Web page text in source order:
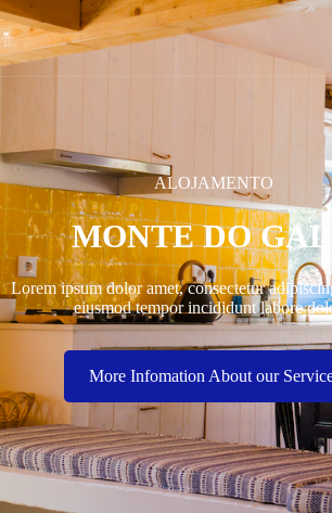
ALOJAMENTO
MONTE DO
Lorem ipsum dolor amet, consectetur
eiusmod tempor incididunt labore
More Infomation About our